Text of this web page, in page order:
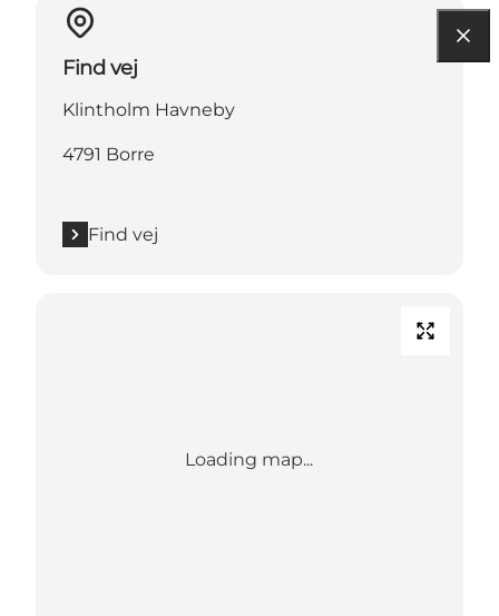
Find vej
Klintholm Havneby
4791 Borre
Find vej
Loading map...